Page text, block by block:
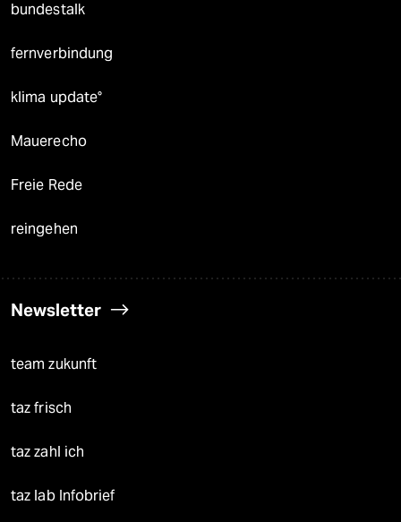
bundestalk
fernverbindung
klima update°
Mauerecho
Freie Rede
reingehen
Newsletter
team zukunft
taz frisch
taz zahl ich
taz lab Infobrief